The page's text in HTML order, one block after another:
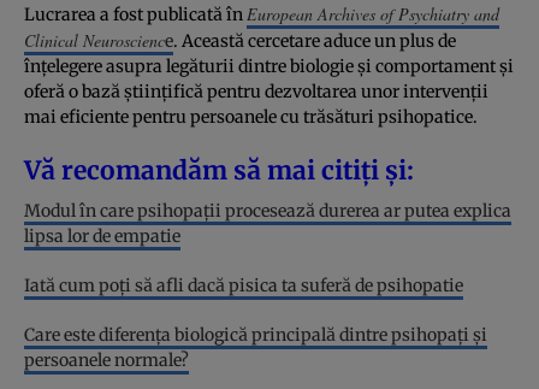
Lucrarea a fost publicată în European Archives of Psychiatry and
Clinical Neuroscience. Această cercetare aduce un plus de
înțelegere asupra legăturii dintre biologie și comportament și
oferă o bază științifică pentru dezvoltarea unor intervenții
mai eficiente pentru persoanele cu trăsături psihopatice.
Vă recomandăm să mai citiți și:
Modul în care psihopații procesează durerea ar putea explica
lipsa lor de empatie
Iată cum poți să afli dacă pisica ta suferă de psihopatie
Care este diferența biologică principală dintre psihopați și
persoanele normale?